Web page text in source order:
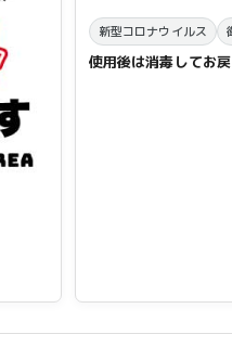
新型コロナウイルス
使用後は消毒してお